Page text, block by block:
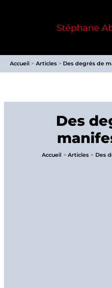
Stéphane
Accueil Articles Des degrés de
Des
Accueil Articles Des